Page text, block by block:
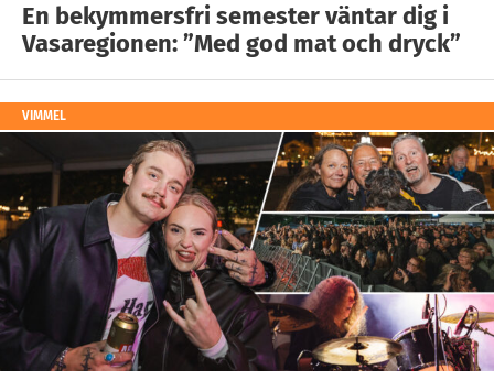
En bekymmersfri semester väntar dig i
Vasaregionen: ”Med god mat och dryck”
VIMMEL